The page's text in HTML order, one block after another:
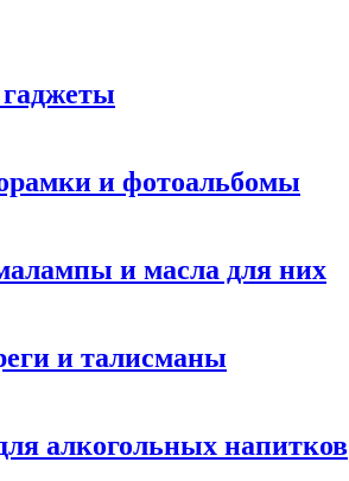
и фотоальбомы
и масла для них
и талисманы
алкогольных напитков